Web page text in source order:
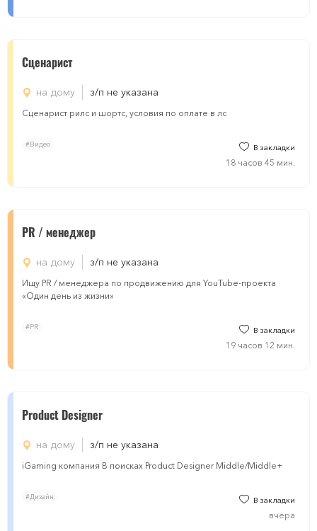
Сценарист
на дому з/п не указана
Сценарист рилс и шортс, условия по оплате в лс
#Видео В закладки
18 часов 45 мин.
PR / менеджер
на дому з/п не указана
Ищу PR / менеджера по продвижению для YouTube-проекта
«Один день из жизни»
#PR В закладки
19 часов 12 мин.
Product Designer
на дому з/п не указана
iGaming компания В поисках Product Designer Middle/Middle+
#Дизайн В закладки
вчера